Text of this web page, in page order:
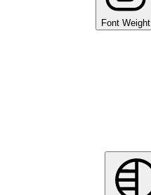
Font Weight